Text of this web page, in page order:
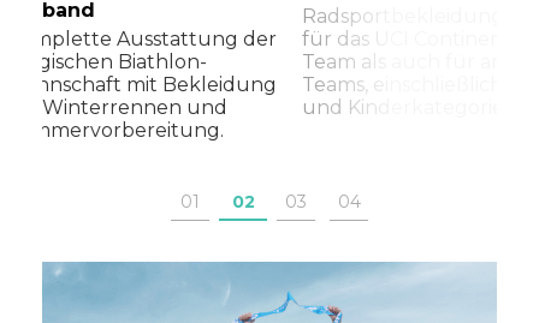
Verband
Komplette Ausstattung der
belgischen Biathlon-
Mannschaft mit Bekleidung
für Winterrennen und
Sommervorbereitung.
Radsportbekleidung,
für das UCI Continental
Team als auch für
Teams, einschließlich
und Kinderkategorien.
01 02 03 04